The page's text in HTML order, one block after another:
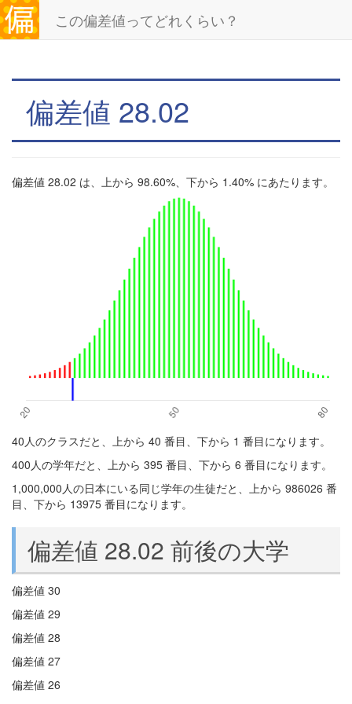
この偏差値ってどれくらい？
偏差値 28.02
偏差値 28.02 は、上から 98.60%、下から 1.40% にあたります。
40人のクラスだと、上から 40 番目、下から 1 番目になります。
400人の学年だと、上から 395 番目、下から 6 番目になります。
1,000,000人の日本にいる同じ学年の生徒だと、上から 986026 番
目、下から 13975 番目になります。
偏差値 28.02 前後の大学
偏差値 30
偏差値 29
偏差値 28
偏差値 27
偏差値 26